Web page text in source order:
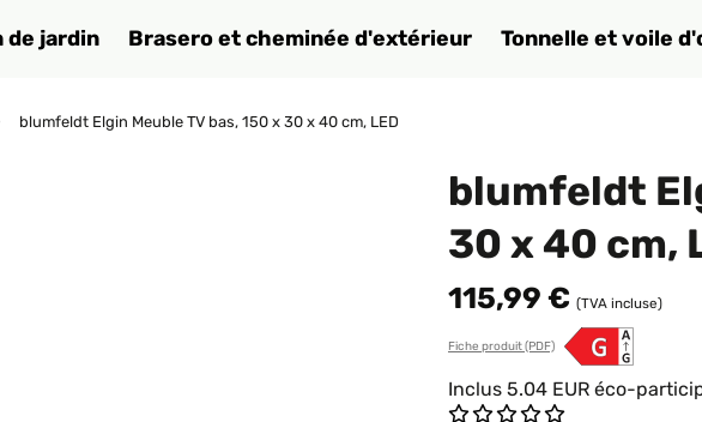
de jardin Brasero et cheminée d'extérieur Tonnelle et voile
blumfeldt Elgin Meuble TV bas, 150 x 30 x 40 cm, LED
blumfeldt
30 x 40 cm,
115,99 € (TVA incluse)
Fiche produit (PDF)
Inclus 5.04 EUR éco-